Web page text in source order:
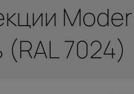
7024)